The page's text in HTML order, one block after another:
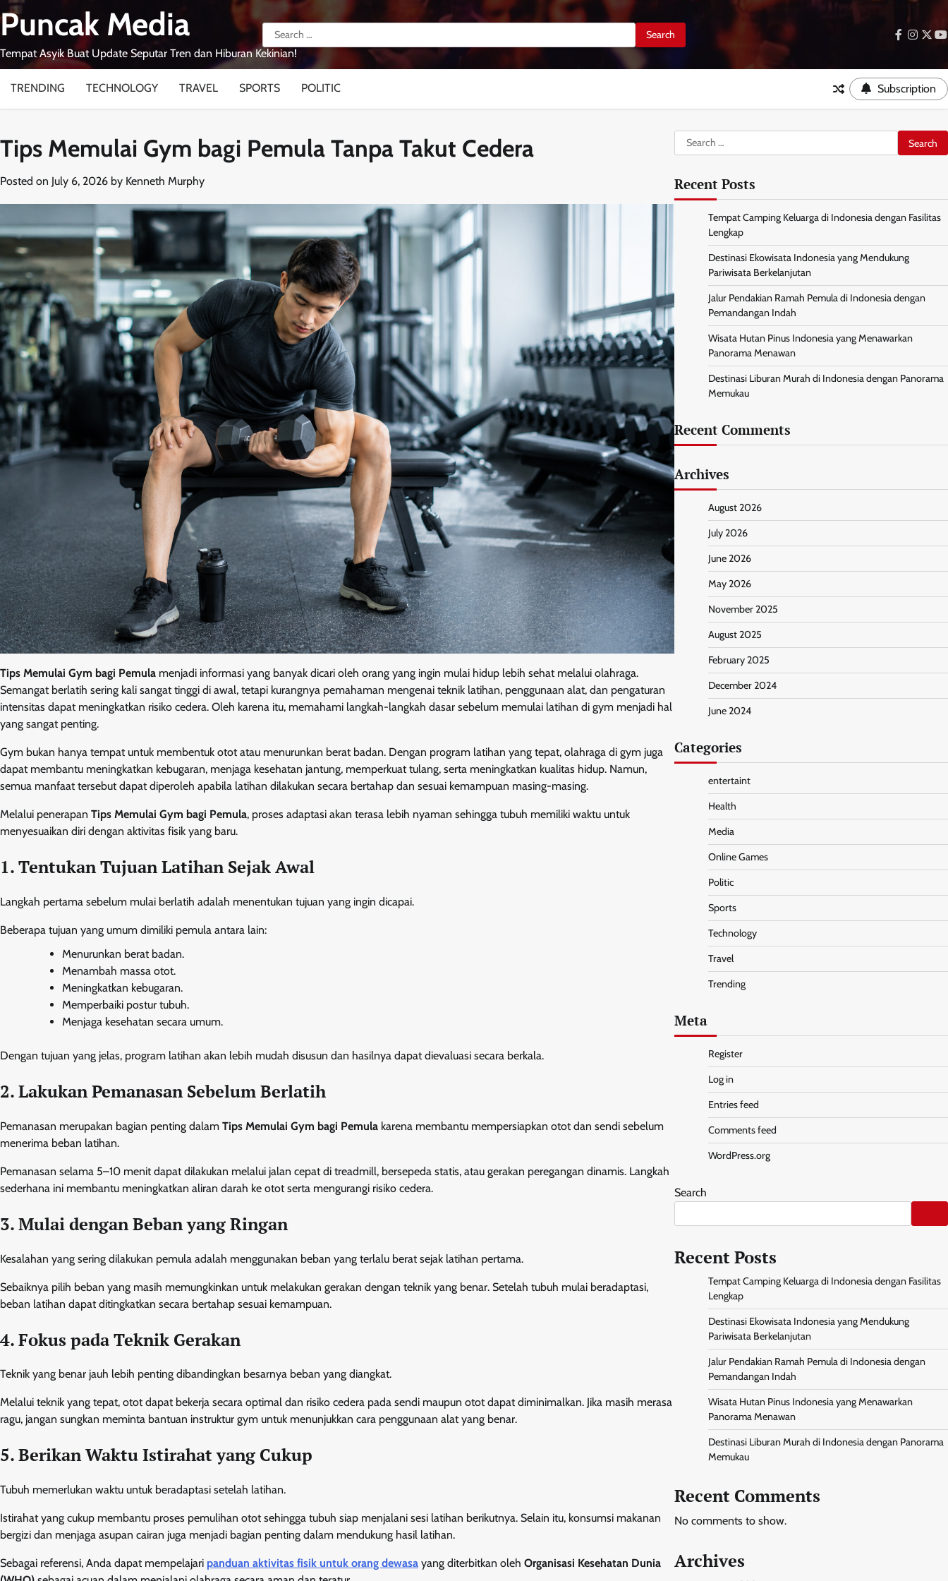
Skip
to
Puncak Media
Tempat Asyik Buat Update Seputar Tren dan Hiburan Kekinian!
Search
for:
facebook
TRENDING TECHNOLOGY TRAVEL SPORTS POLITIC Subscription
Tips Memulai Gym bagi Pemula Tanpa Takut Cedera
Posted on July 6, 2026 by Kenneth Murphy
Tips Memulai Gym bagi Pemula menjadi informasi yang banyak dicari oleh orang yang ingin mulai hidup lebih sehat melalui olahraga.
Semangat berlatih sering kali sangat tinggi di awal, tetapi kurangnya pemahaman mengenai teknik latihan, penggunaan alat, dan pengaturan
intensitas dapat meningkatkan risiko cedera. Oleh karena itu, memahami langkah-langkah dasar sebelum memulai latihan di gym menjadi hal
yang sangat penting.
Gym bukan hanya tempat untuk membentuk otot atau menurunkan berat badan. Dengan program latihan yang tepat, olahraga di gym juga
dapat membantu meningkatkan kebugaran, menjaga kesehatan jantung, memperkuat tulang, serta meningkatkan kualitas hidup. Namun,
semua manfaat tersebut dapat diperoleh apabila latihan dilakukan secara bertahap dan sesuai kemampuan masing-masing.
Melalui penerapan Tips Memulai Gym bagi Pemula, proses adaptasi akan terasa lebih nyaman sehingga tubuh memiliki waktu untuk
menyesuaikan diri dengan aktivitas fisik yang baru.
1. Tentukan Tujuan Latihan Sejak Awal
Langkah pertama sebelum mulai berlatih adalah menentukan tujuan yang ingin dicapai.
Beberapa tujuan yang umum dimiliki pemula antara lain:
Menurunkan berat badan.
Menambah massa otot.
Meningkatkan kebugaran.
Memperbaiki postur tubuh.
Menjaga kesehatan secara umum.
Dengan tujuan yang jelas, program latihan akan lebih mudah disusun dan hasilnya dapat dievaluasi secara berkala.
2. Lakukan Pemanasan Sebelum Berlatih
Pemanasan merupakan bagian penting dalam Tips Memulai Gym bagi Pemula karena membantu mempersiapkan otot dan sendi sebelum
menerima beban latihan.
Pemanasan selama 5–10 menit dapat dilakukan melalui jalan cepat di treadmill, bersepeda statis, atau gerakan peregangan dinamis. Langkah
sederhana ini membantu meningkatkan aliran darah ke otot serta mengurangi risiko cedera.
3. Mulai dengan Beban yang Ringan
Kesalahan yang sering dilakukan pemula adalah menggunakan beban yang terlalu berat sejak latihan pertama.
Sebaiknya pilih beban yang masih memungkinkan untuk melakukan gerakan dengan teknik yang benar. Setelah tubuh mulai beradaptasi,
beban latihan dapat ditingkatkan secara bertahap sesuai kemampuan.
4. Fokus pada Teknik Gerakan
Teknik yang benar jauh lebih penting dibandingkan besarnya beban yang diangkat.
Melalui teknik yang tepat, otot dapat bekerja secara optimal dan risiko cedera pada sendi maupun otot dapat diminimalkan. Jika masih merasa
ragu, jangan sungkan meminta bantuan instruktur gym untuk menunjukkan cara penggunaan alat yang benar.
5. Berikan Waktu Istirahat yang Cukup
Tubuh memerlukan waktu untuk beradaptasi setelah latihan.
Istirahat yang cukup membantu proses pemulihan otot sehingga tubuh siap menjalani sesi latihan berikutnya. Selain itu, konsumsi makanan
bergizi dan menjaga asupan cairan juga menjadi bagian penting dalam mendukung hasil latihan.
Sebagai referensi, Anda dapat mempelajari panduan aktivitas fisik untuk orang dewasa yang diterbitkan oleh Organisasi Kesehatan Dunia
Search
for:
Recent Posts
Tempat Camping Keluarga di Indonesia dengan Fasilitas
Lengkap
Destinasi Ekowisata Indonesia yang Mendukung
Pariwisata Berkelanjutan
Jalur Pendakian Ramah Pemula di Indonesia dengan
Pemandangan Indah
Wisata Hutan Pinus Indonesia yang Menawarkan
Panorama Menawan
Destinasi Liburan Murah di Indonesia dengan Panorama
Memukau
Recent Comments
Archives
August 2026
July 2026
June 2026
May 2026
November 2025
August 2025
February 2025
December 2024
June 2024
Categories
entertaint
Health
Media
Online Games
Politic
Sports
Technology
Travel
Trending
Meta
Register
Log in
Entries feed
Comments feed
WordPress.org
Search
Recent Posts
Tempat Camping Keluarga di Indonesia dengan Fasilitas
Lengkap
Destinasi Ekowisata Indonesia yang Mendukung
Pariwisata Berkelanjutan
Jalur Pendakian Ramah Pemula di Indonesia dengan
Pemandangan Indah
Wisata Hutan Pinus Indonesia yang Menawarkan
Panorama Menawan
Destinasi Liburan Murah di Indonesia dengan Panorama
Memukau
Recent Comments
No comments to show.
Archives